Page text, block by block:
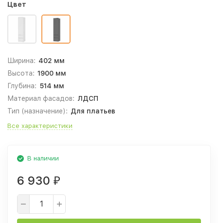
Цвет
Ширина: 402 мм
Высота: 1900 мм
Глубина: 514 мм
Материал фасадов: ЛДСП
Тип (назначение): Для платьев
Все характеристики
В наличии
6 930 ₽